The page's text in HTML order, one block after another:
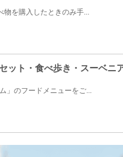
を購入したときのみ手...
ット・食べ歩き・スーベニ
のフードメニューをご...